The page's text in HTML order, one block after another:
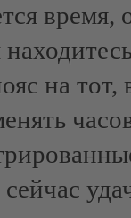
время,
на